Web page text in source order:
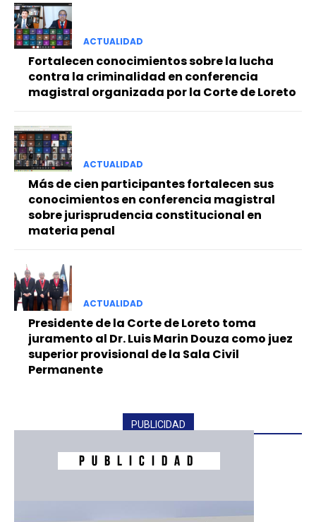
ACTUALIDAD
Fortalecen conocimientos sobre la lucha
contra la criminalidad en conferencia
magistral organizada por la Corte de Loreto
ACTUALIDAD
Más de cien participantes fortalecen sus
conocimientos en conferencia magistral
sobre jurisprudencia constitucional en
materia penal
ACTUALIDAD
Presidente de la Corte de Loreto toma
juramento al Dr. Luis Marin Douza como juez
superior provisional de la Sala Civil
Permanente
PUBLICIDAD